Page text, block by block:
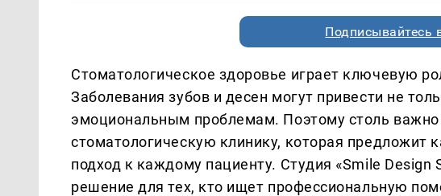
Подписывайтесь
Стоматологическое здоровье играет ключевую
Заболевания зубов и десен могут привести не
эмоциональным проблемам. Поэтому столь
стоматологическую клинику, которая предложит
подход к каждому пациенту. Студия «Smile Design
решение для тех, кто ищет профессиональную